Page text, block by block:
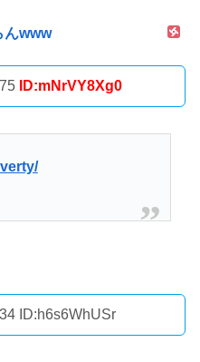
んwww
ID:mNrVY8Xg0
ID:h6s6WhUSr